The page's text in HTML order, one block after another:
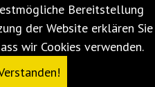
Bereitstellung
der Website erklären Sie
wir Cookies verwenden.